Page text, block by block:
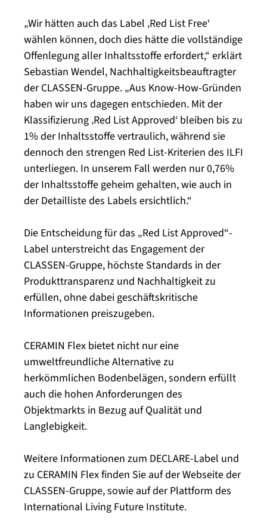
„Wir hätten auch das Label ‚Red List Free‘
wählen können, doch dies hätte die vollständige
Offenlegung aller Inhaltsstoffe erfordert,“ erklärt
Sebastian Wendel, Nachhaltigkeitsbeauftragter
der CLASSEN-Gruppe. „Aus Know-How-Gründen
haben wir uns dagegen entschieden. Mit der
Klassifizierung ‚Red List Approved‘ bleiben bis zu
1% der Inhaltsstoffe vertraulich, während sie
dennoch den strengen Red List-Kriterien des ILFI
unterliegen. In unserem Fall werden nur 0,76%
der Inhaltsstoffe geheim gehalten, wie auch in
der Detailliste des Labels ersichtlich.“
Die Entscheidung für das „Red List Approved“-
Label unterstreicht das Engagement der
CLASSEN-Gruppe, höchste Standards in der
Produkttransparenz und Nachhaltigkeit zu
erfüllen, ohne dabei geschäftskritische
Informationen preiszugeben.
CERAMIN Flex bietet nicht nur eine
umweltfreundliche Alternative zu
herkömmlichen Bodenbelägen, sondern erfüllt
auch die hohen Anforderungen des
Objektmarkts in Bezug auf Qualität und
Langlebigkeit.
Weitere Informationen zum DECLARE-Label und
zu CERAMIN Flex finden Sie auf der Webseite der
CLASSEN-Gruppe, sowie auf der Plattform des
International Living Future Institute.